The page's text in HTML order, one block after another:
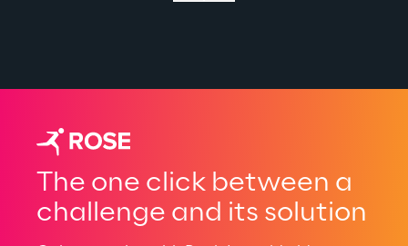
The one click between a
challenge and its solution